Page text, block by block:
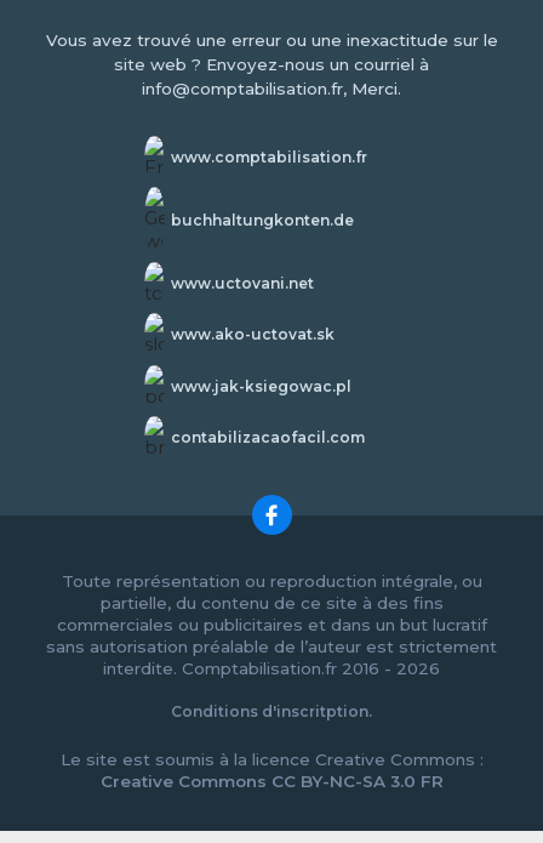
Vous avez trouvé une erreur ou une inexactitude sur le
site web ? Envoyez-nous un courriel à
info@comptabilisation.fr, Merci.
www.comptabilisation.fr
buchhaltungkonten.de
www.uctovani.net
www.ako-uctovat.sk
www.jak-ksiegowac.pl
contabilizacaofacil.com
Toute représentation ou reproduction intégrale, ou
partielle, du contenu de ce site à des fins
commerciales ou publicitaires et dans un but lucratif
sans autorisation préalable de l’auteur est strictement
interdite. Comptabilisation.fr 2016 - 2026
Conditions d'inscritption.
Le site est soumis à la licence Creative Commons :
Creative Commons CC BY-NC-SA 3.0 FR